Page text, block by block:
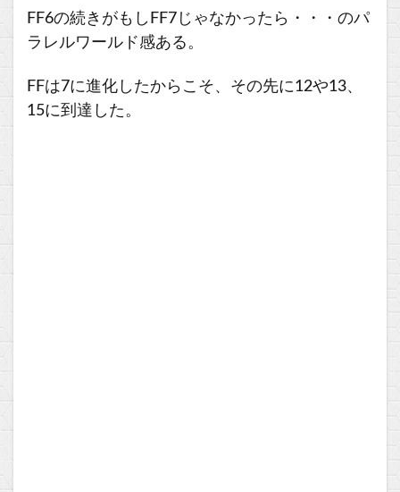
FF6の続きがもしFF7じゃなかったら・・・のパ
ラレルワールド感ある。
FFは7に進化したからこそ、その先に12や13、
15に到達した。